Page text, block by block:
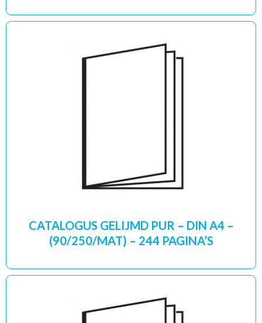
CATALOGUS GELIJMD PUR – DIN A4 –
(90/250/MAT) – 244 PAGINA’S